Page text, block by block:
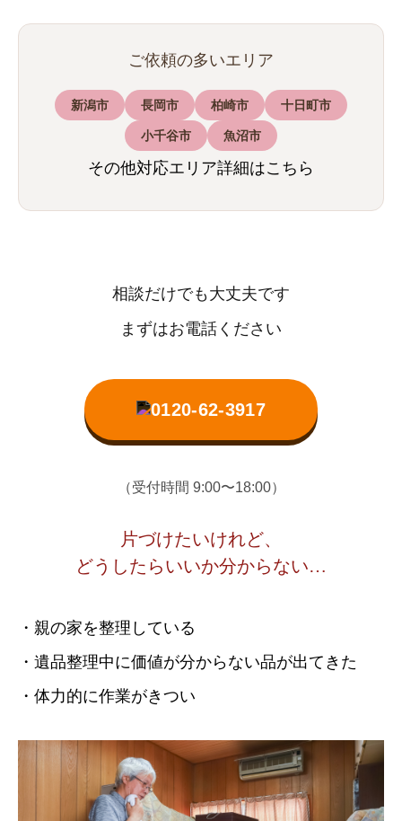
ご依頼の多いエリア
新潟市 長岡市 柏崎市 十日町市
小千谷市 魚沼市
その他対応エリア詳細はこちら
相談だけでも大丈夫です
まずはお電話ください
0120-62-3917
（受付時間 9:00〜18:00）
片づけたいけれど、
どうしたらいいか分からない…
・親の家を整理している
・遺品整理中に価値が分からない品が出てきた
・体力的に作業がきつい